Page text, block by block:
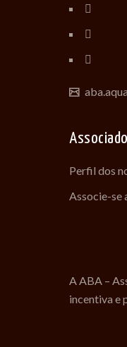
Perfil dos
Associe-se
A ABA –
incentiva e